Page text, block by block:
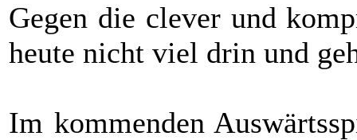
Gegen die clever und
heute nicht viel drin und
Im kommenden